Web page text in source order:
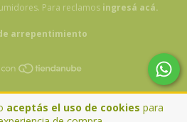
aceptás el uso de cookies para
Para reclamos ingresá acá.
arrepentimiento